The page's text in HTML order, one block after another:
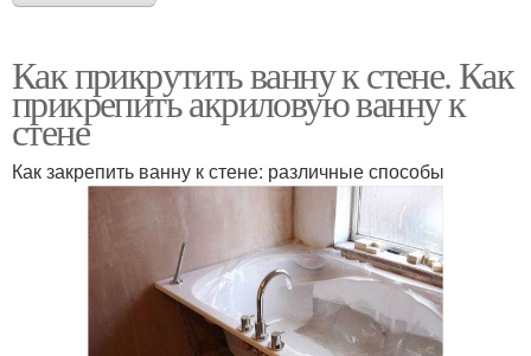
Как прикрутить ванну к стене. Как
прикрепить акриловую ванну к
стене
Как закрепить ванну к стене: различные способы